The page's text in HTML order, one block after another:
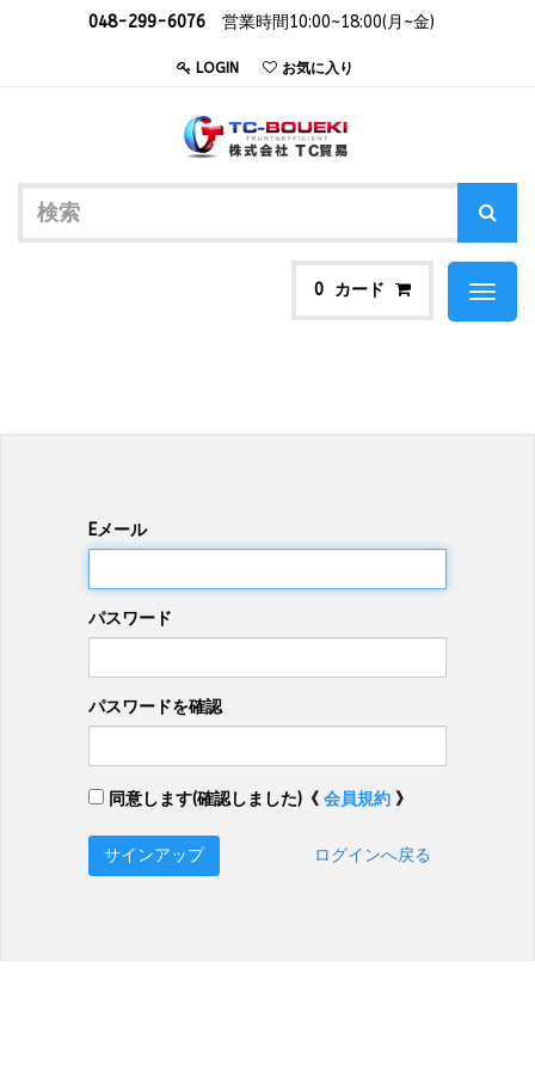
048-299-6076 営業時間10:00~18:00(月~金)
LOGIN お気に入り
0 カード
Toggle
Eメール
パスワード
パスワードを確認
同意します(確認しました)《 会員規約 》
ログインへ戻る
サインアップ